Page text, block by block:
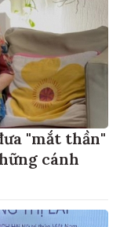
"mắt thần"
cánh